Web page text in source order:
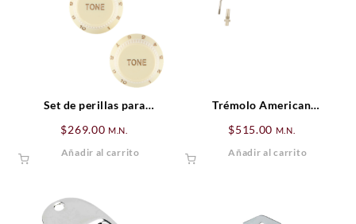
Set de perillas para
$269.00 M.N.
Añadir al carrito
Trémolo American
Jaguar®/Jazzmaster®,
Cromado
$515.00 M.N.
Añadir al carrito